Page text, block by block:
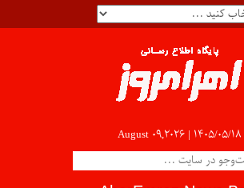
August 09,2026 | ۱۴۰۵/۰۵/۱۸